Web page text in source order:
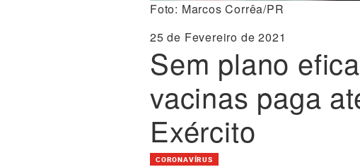
Foto: Marcos Corrêa/PR
25 de Fevereiro de 2021
Sem plano
vacinas paga
Exército
CORONAVÍRUS